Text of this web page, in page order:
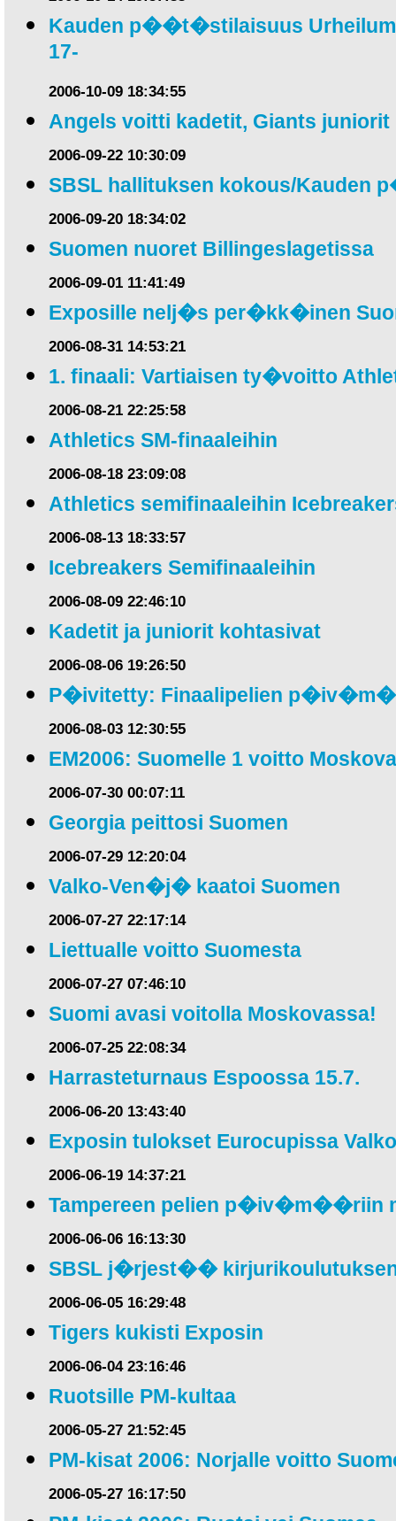
Kauden p��t�stilaisuus
17-
2006-10-09 18:34:55
Angels voitti kadetit, Giants juniorit
2006-09-22 10:30:09
SBSL hallituksen kokous/
2006-09-20 18:34:02
Suomen nuoret Billingeslagetissa
2006-09-01 11:41:49
Exposille nelj�s per�kk�inen
2006-08-31 14:53:21
1. finaali: Vartiaisen ty�voitto
2006-08-21 22:25:58
Athletics SM-finaaleihin
2006-08-18 23:09:08
Athletics semifinaaleihin
2006-08-13 18:33:57
Icebreakers Semifinaaleihin
2006-08-09 22:46:10
Kadetit ja juniorit kohtasivat
2006-08-06 19:26:50
P�ivitetty: Finaalipelien
2006-08-03 12:30:55
EM2006: Suomelle 1 voitto
2006-07-30 00:07:11
Georgia peittosi Suomen
2006-07-29 12:20:04
Valko-Ven�j� kaatoi Suomen
2006-07-27 22:17:14
Liettualle voitto Suomesta
2006-07-27 07:46:10
Suomi avasi voitolla Moskovassa!
2006-07-25 22:08:34
Harrasteturnaus Espoossa 15.7.
2006-06-20 13:43:40
Exposin tulokset Eurocupissa
2006-06-19 14:37:21
Tampereen pelien p�iv�m��riin
2006-06-06 16:13:30
SBSL j�rjest�� kirjurikoulutuksen
2006-06-05 16:29:48
Tigers kukisti Exposin
2006-06-04 23:16:46
Ruotsille PM-kultaa
2006-05-27 21:52:45
PM-kisat 2006: Norjalle voitto
2006-05-27 16:17:50